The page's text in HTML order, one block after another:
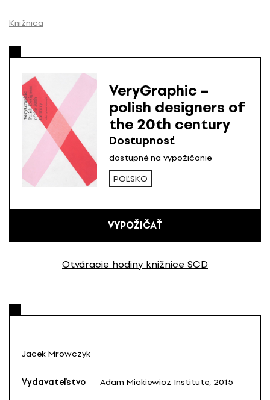
Knižnica
VeryGraphic –
polish designers of
the 20th century
Dostupnosť
dostupné na vypožičanie
POĽSKO
VYPOŽIČAŤ
Otváracie hodiny knižnice SCD
Jacek Mrowczyk
Vydavateľstvo Adam Mickiewicz Institute, 2015